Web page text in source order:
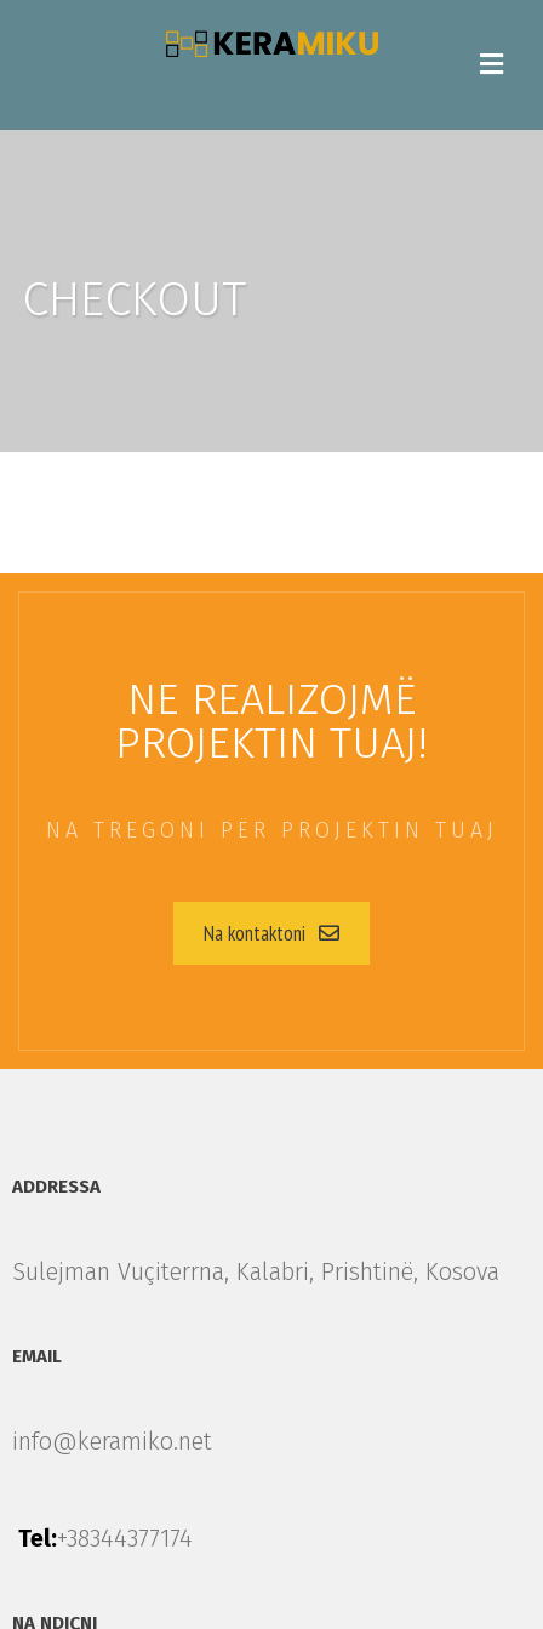
CHECKOUT
NE REALIZOJMË
PROJEKTIN TUAJ!
NA TREGONI PËR PROJEKTIN TUAJ
Na kontaktoni
ADDRESSA
Sulejman Vuçiterrna, Kalabri, Prishtinë, Kosova
EMAIL
info@keramiko.net
Tel:+38344377174
NA NDIÇNI